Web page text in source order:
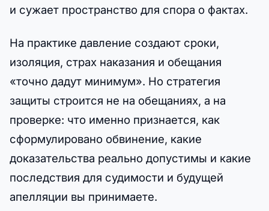
и сужает пространство для спора о фактах.
На практике давление создают сроки,
изоляция, страх наказания и обещания
«точно дадут минимум». Но стратегия
защиты строится не на обещаниях, а на
проверке: что именно признается, как
сформулировано обвинение, какие
доказательства реально допустимы и какие
последствия для судимости и будущей
апелляции вы принимаете.